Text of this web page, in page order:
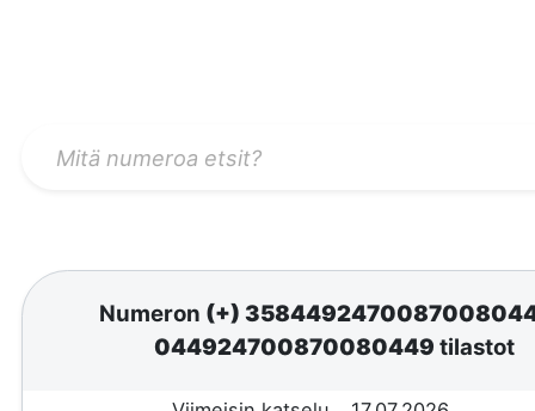
Numeron (+)
044924700870080449 tilastot